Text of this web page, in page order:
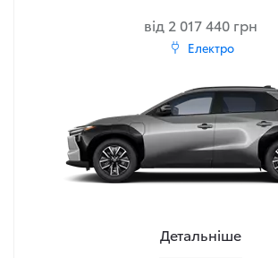
від 2 017 440 грн
Електро
Детальніше